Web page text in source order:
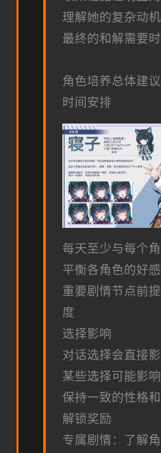
理解她的复杂动机
最终的和解需要时
角色培养总体建议
时间安排
每天至少与每个
平衡各角色的好
重要剧情节点前
度
选择影响
对话选择会直接
某些选择可能影
保持一致的性格
解锁奖励
专属剧情：了解